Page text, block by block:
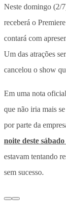
Neste domingo (2/
receberá o
contará com
Um das atrações
cancelou o show
Em uma nota
que não iria mais
por parte da
noite deste
estavam tentando
sem sucesso.